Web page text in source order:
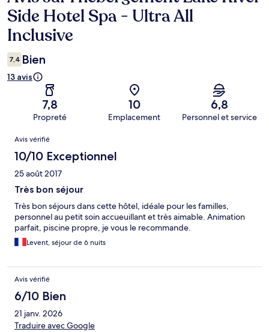
Side Hotel Spa - Ultra All
Inclusive
7,4 Bien
13 avis
7,8
Propreté
10
Emplacement
6,8
Personnel et service
Avis
Avis vérifié
10/10 Exceptionnel
25 août 2017
Très bon séjour
Très bon séjours dans cette hôtel, idéale pour les familles,
personnel au petit soin accueuillant et très aimable. Animation
parfait, piscine propre, je vous le recommande.
Levent, séjour de 6 nuits
Avis vérifié
6/10 Bien
21 janv. 2026
Traduire avec Google